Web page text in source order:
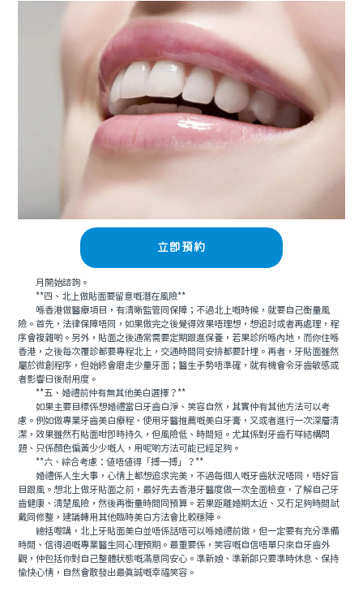
立即預約
月開始諮詢。
**四、北上做貼面要留意嘅潛在風險**
喺香港做醫療項目，有清晰監管同保障；不過北上嘅時候，就要自己衡量風
險。首先，法律保障唔同，如果做完之後覺得效果唔理想，想追討或者再處理，程
序會複雜啲。另外，貼面之後通常需要定期跟進保養，若果診所喺內地，而你住喺
香港，之後每次覆診都要專程北上，交通時間同安排都要計埋。再者，牙貼面雖然
屬於微創程序，但始終會磨走少量牙面；醫生手勢唔準確，就有機會令牙齒敏感或
者影響日後耐用度。
**五、婚禮前仲有無其他美白選擇？**
如果主要目標係想婚禮當日牙齒白淨、笑容自然，其實仲有其他方法可以考
慮。例如做專業牙齒美白療程、使用牙醫推薦嘅美白牙膏，又或者進行一次深層清
潔，效果雖然冇貼面咁即時持久，但風險低、時間短。尤其係對牙齒冇咩結構問
題、只係顏色偏黃少少嘅人，用呢啲方法可能已經足夠。
**六、綜合考慮：值唔值得「搏一搏」？**
婚禮係人生大事，心情上都想追求完美，不過每個人嘅牙齒狀況唔同，唔好盲
目跟風。想北上做牙貼面之前，最好先去香港牙醫度做一次全面檢查，了解自己牙
齒健康、清楚風險，然後再衡量時間同預算。若果距離婚期太近、又冇足夠時間試
戴同修整，建議轉用其他臨時美白方法會比較穩陣。
總括嚟講，北上牙貼面美白並唔係話唔可以喺婚禮前做，但一定要有充分準備
時間、信得過嘅專業醫生同心理預期。最重要係，笑容嘅自信唔單只來自牙齒外
觀，仲包括你對自己整體狀態嘅滿意同安心。準新娘、準新郎只要準時休息、保持
愉快心情，自然會散發出最真誠嘅幸福笑容。